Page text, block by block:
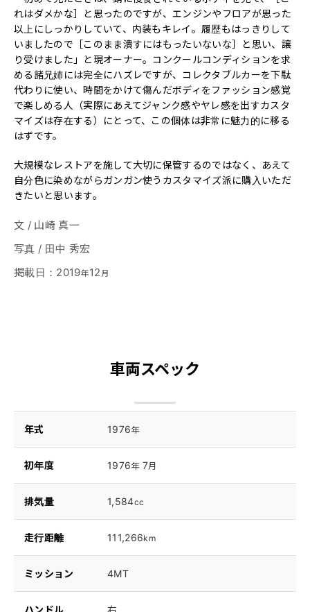
れはダメかな］と思ったのですが、エンジンやフロアが思った
以上にしっかりしていて、内装もキレイ。履歴もはっきりして
いましたので［このまま潰すにはもったいないな］と思い、譲
り受けました」と現オーナー。コンクールコンディションを求
める諸兄姉には完全にハズレですが、コレクタブルカーを下駄
代わりに使い、時間をかけて傷んだボディをファッション感覚
で楽しめる人（実際にあえてジャンク感やヤレ感を出すカスタ
マイズは存在する）にとって、この個体は非常に魅力的に移る
はずです。
大規模なレストアを施して大切に保管するのではなく、あえて
自分色に染めながらガンガン使うカスタマイズ派に購入いただ
きたいと思います。
文 / 山崎 真一
写真 / 田中 秀宏
掲載日 ： 2019年12 月
車両スペック
年式 1976年
初年度 1976年7月
排気量 1,584cc
走行距離 111,266km
ミッション 4MT
ハンドル 右